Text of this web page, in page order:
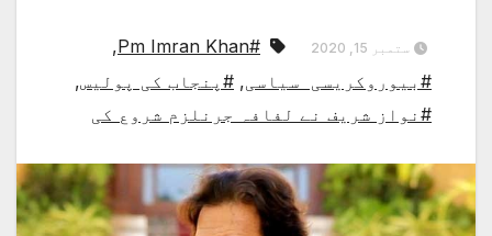
ستمبر 15, 2020 #Pm Imran Khan
,
#بیوروکریسی سیاسی, #پنجاب کی پولیس,
#نواز شریف نے لفافہ جرنلزم شروع کی